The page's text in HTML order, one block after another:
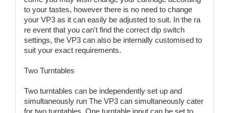
to your tastes, however there is no need to change
your VP3 as it can easily be adjusted to suit. In the ra
re event that you can't find the correct dip switch
settings, the VP3 can also be internally customised to
suit your exact requirements.
Two Turntables
Two turntables can be independently set up and
simultaneously run The VP3 can simultaneously cater
for two turntables. One turntable input can be set to